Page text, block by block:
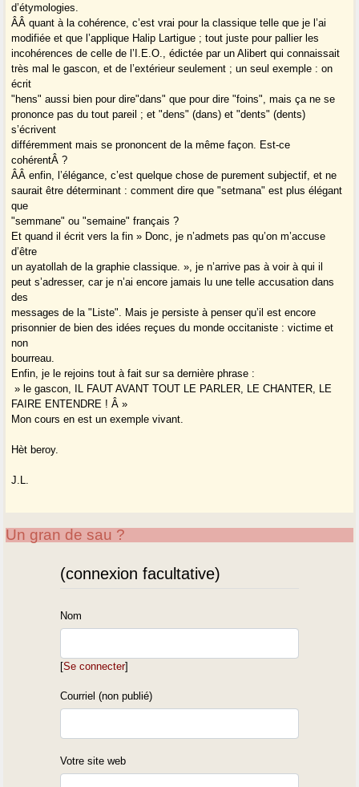
d’étymologies.
Â­Â quant à la cohérence, c’est vrai pour la classique telle que je l’ai
modifiée et que l’applique Halip Lartigue ; tout juste pour pallier les
incohérences de celle de l’I.E.O., édictée par un Alibert qui connaissait
très mal le gascon, et de l’extérieur seulement ; un seul exemple : on
écrit
"hens" aussi bien pour dire"dans" que pour dire "foins", mais ça ne se
prononce pas du tout pareil ; et "dens" (dans) et "dents" (dents)
s’écrivent
différemment mais se prononcent de la même façon. Est-ce
cohérentÂ ?
Â­Â enfin, l’élégance, c’est quelque chose de purement subjectif, et ne
saurait être déterminant : comment dire que "setmana" est plus élégant
que
"semmane" ou "semaine" français ?
Et quand il écrit vers la fin » Donc, je n’admets pas qu’on m’accuse
d’être
un ayatollah de la graphie classique. », je n’arrive pas à voir à qui il
peut s’adresser, car je n’ai encore jamais lu une telle accusation dans
des
messages de la "Liste". Mais je persiste à penser qu’il est encore
prisonnier de bien des idées reçues du monde occitaniste : victime et
non
bourreau.
Enfin, je le rejoins tout à fait sur sa dernière phrase :
» le gascon, IL FAUT AVANT TOUT LE PARLER, LE CHANTER, LE
FAIRE ENTENDRE ! Â »
Mon cours en est un exemple vivant.
Hèt beroy.
J.L.
Un gran de sau ?
(connexion facultative)
Nom
[Se connecter]
Courriel (non publié)
Votre site web